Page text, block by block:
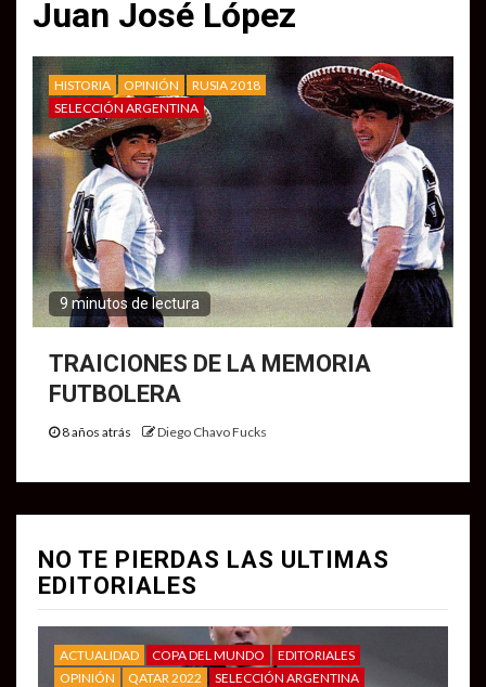
Juan José López
HISTORIA OPINIÓN
RUSIA 2018
SELECCIÓN ARGENTINA
9 minutos de lectura
TRAICIONES DE LA MEMORIA
FUTBOLERA
8 años atrás Diego Chavo Fucks
NO TE PIERDAS LAS ULTIMAS
EDITORIALES
ACTUALIDAD COPA DEL MUNDO
EDITORIALES
OPINIÓN
QATAR 2022 SELECCIÓN ARGENTINA